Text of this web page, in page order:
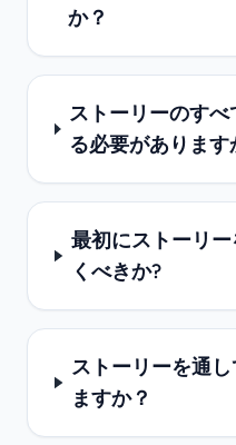
か？
ストーリーのす
る必要があります
最初にストーリ
くべきか?
ストーリーを通
ますか？